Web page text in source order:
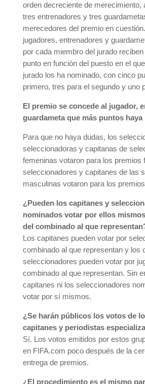
orden decreciente de merecimiento,
tres entrenadores y tres
merecedores del premio en
jugadores, entrenadores y
por cada miembro del jurado
punto en función del puesto en el
jurado los ha nominado, con cinco
primero, tres para el segundo y uno
El premio se concede al jugador,
guardameta que más puntos haya
Para que no haya dudas, los
seleccionadoras y capitanas de
femeninas votaron para los premios
seleccionadores y capitanes de las
masculinas votaron para los
¿Pueden los capitanes y
nominados votar por ellos
del combinado al que
Los capitanes pueden votar por
combinado al que representan y los
seleccionadores pueden votar por
combinado al que representan. Sin
capitanes ni los seleccionadores
votar por sí mismos.
¿Se harán públicos los votos de
capitanes y periodistas
Sí. Los votos emitidos por estos
en FIFA.com poco después de la
entrega de premios.
¿El procedimiento es el mismo